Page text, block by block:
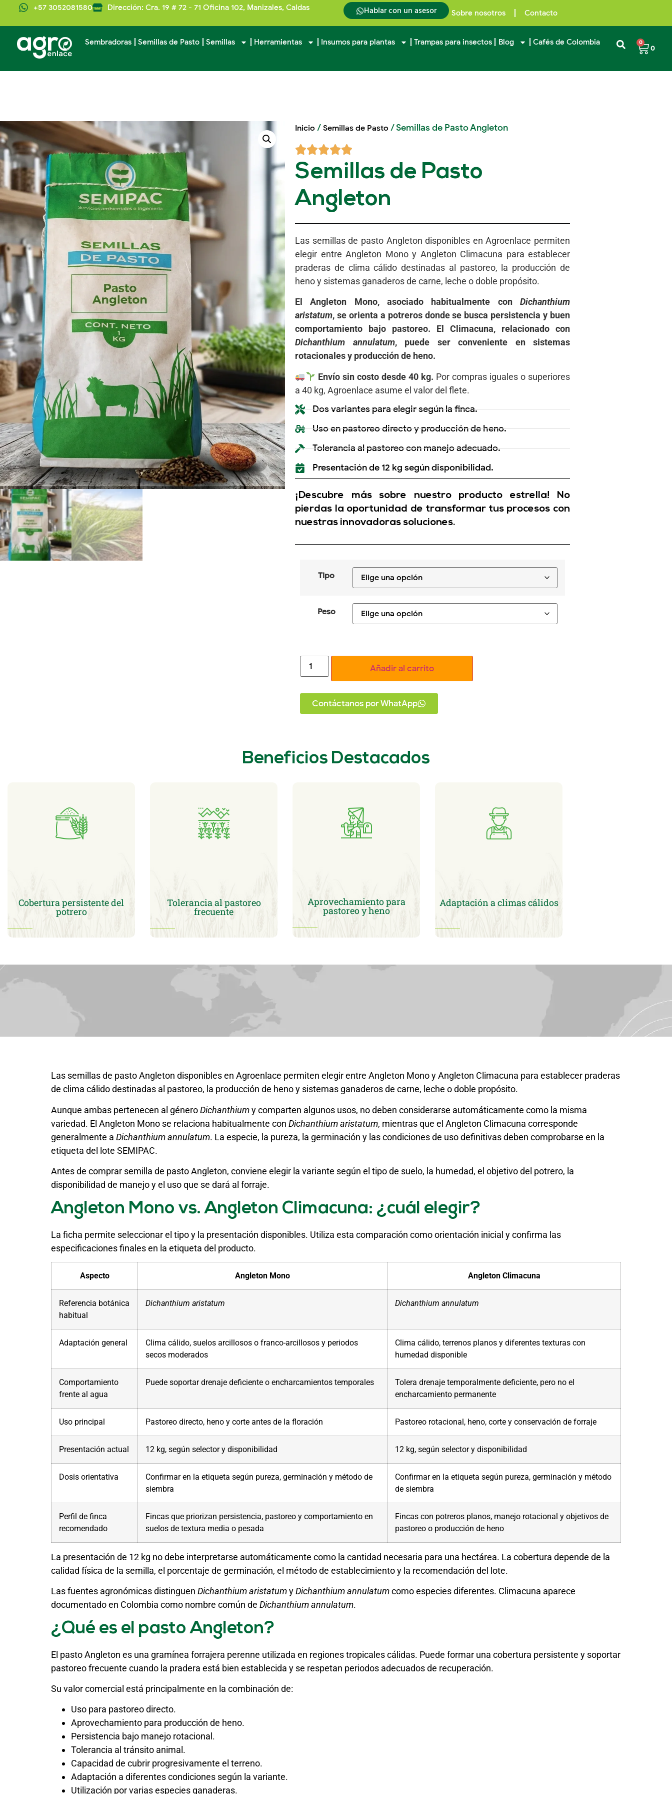
+57 3052081580 Dirección: Cra. 19 # 72 - 71 Oficina 102, Manizales, Caldas Hablar con un asesor Sobre nosotros Contacto
Sembradoras Semillas de Pasto Semillas Herramientas Insumos para plantas Trampas para insectos Blog Cafés de Colombia
0
0
Inicio / Semillas de Pasto / Semillas de Pasto Angleton
Semillas de Pasto
Angleton
Las semillas de pasto Angleton disponibles en Agroenlace permiten
elegir entre Angleton Mono y Angleton Climacuna para establecer
praderas de clima cálido destinadas al pastoreo, la producción de
heno y sistemas ganaderos de carne, leche o doble propósito.
El Angleton Mono, asociado habitualmente con Dichanthium
aristatum, se orienta a potreros donde se busca persistencia y buen
comportamiento bajo pastoreo. El Climacuna, relacionado con
Dichanthium annulatum, puede ser conveniente en sistemas
rotacionales y producción de heno.
Envío sin costo desde 40 kg. Por compras iguales o superiores
a 40 kg, Agroenlace asume el valor del flete.
Dos variantes para elegir según la finca.
Uso en pastoreo directo y producción de heno.
Tolerancia al pastoreo con manejo adecuado.
Presentación de 12 kg según disponibilidad.
¡Descubre más sobre nuestro producto estrella! No
pierdas la oportunidad de transformar tus procesos con
nuestras innovadoras soluciones.
Tipo
Peso
Añadir al carrito
Contáctanos por WhatApp
Beneficios Destacados
Cobertura persistente del
potrero
Tolerancia al pastoreo
frecuente
Aprovechamiento para
pastoreo y heno
Adaptación a climas cálidos
Las semillas de pasto Angleton disponibles en Agroenlace permiten elegir entre Angleton Mono y Angleton Climacuna para establecer praderas
de clima cálido destinadas al pastoreo, la producción de heno y sistemas ganaderos de carne, leche o doble propósito.
Aunque ambas pertenecen al géneroDichanthiumy comparten algunos usos, no deben considerarse automáticamente como la misma
variedad. El Angleton Mono se relaciona habitualmente con Dichanthium aristatum, mientras que el Angleton Climacuna corresponde
generalmente a Dichanthium annulatum. La especie, la pureza, la germinación y las condiciones de uso definitivas deben comprobarse en la
etiqueta del lote SEMIPAC.
Antes de comprar semilla de pasto Angleton, conviene elegir la variante según el tipo de suelo, la humedad, el objetivo del potrero, la
disponibilidad de manejo y el uso que se dará al forraje.
Angleton Mono vs. Angleton Climacuna: ¿cuál elegir?
La ficha permite seleccionar el tipo y la presentación disponibles. Utiliza esta comparación como orientación inicial y confirma las
especificaciones finales en la etiqueta del producto.
Aspecto Angleton Mono Angleton Climacuna
Referencia botánica
habitual
Dichanthium aristatum Dichanthium annulatum
Adaptación general
Clima cálido, suelos arcillosos o franco-arcillosos y periodos
secos moderados
Clima cálido, terrenos planos y diferentes texturas con
humedad disponible
Comportamiento
frente al agua
Puede soportar drenaje deficiente o encharcamientos temporales
Tolera drenaje temporalmente deficiente, pero no el
encharcamiento permanente
Uso principal Pastoreo directo, heno y corte antes de la floración Pastoreo rotacional, heno, corte y conservación de forraje
Presentación actual 12 kg, según selector y disponibilidad 12 kg, según selector y disponibilidad
Dosis orientativa
Confirmar en la etiqueta según pureza, germinación y método de
siembra
Confirmar en la etiqueta según pureza, germinación y método
de siembra
Perfil de finca
recomendado
Fincas que priorizan persistencia, pastoreo y comportamiento en
suelos de textura media o pesada
Fincas con potreros planos, manejo rotacional y objetivos de
pastoreo o producción de heno
La presentación de 12 kg no debe interpretarse automáticamente como la cantidad necesaria para una hectárea. La cobertura depende de la
calidad física de la semilla, el porcentaje de germinación, el método de establecimiento y la recomendación del lote.
Las fuentes agronómicas distinguen Dichanthium aristatumyDichanthium annulatumcomo especies diferentes. Climacuna aparece
documentado en Colombia como nombre común de Dichanthium annulatum.
¿Qué es el pasto Angleton?
El pasto Angleton es una gramínea forrajera perenne utilizada en regiones tropicales cálidas. Puede formar una cobertura persistente y soportar
pastoreo frecuente cuando la pradera está bien establecida y se respetan periodos adecuados de recuperación.
Su valor comercial está principalmente en la combinación de:
Uso para pastoreo directo.
Aprovechamiento para producción de heno.
Persistencia bajo manejo rotacional.
Tolerancia al tránsito animal.
Capacidad de cubrir progresivamente el terreno.
Adaptación a diferentes condiciones según la variante.
Utilización por varias especies ganaderas.